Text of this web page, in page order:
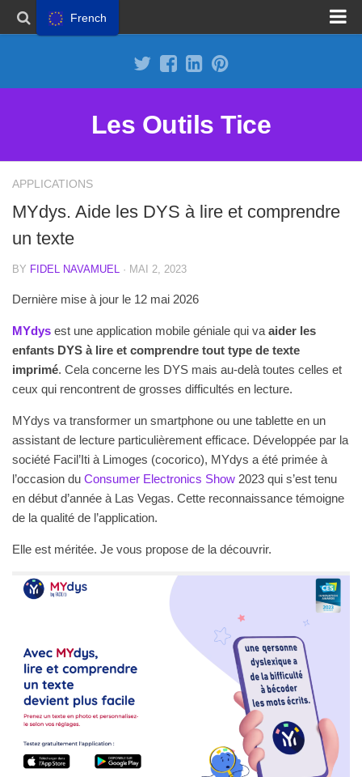
Les Outils Tice
APPLICATIONS
MYdys. Aide les DYS à lire et comprendre
un texte
BY FIDEL NAVAMUEL · MAI 2, 2023
Dernière mise à jour le 12 mai 2026
MYdys est une application mobile géniale qui va aider les
enfants DYS à lire et comprendre tout type de texte
imprimé. Cela concerne les DYS mais au-delà toutes celles et
ceux qui rencontrent de grosses difficultés en lecture.
MYdys va transformer un smartphone ou une tablette en un
assistant de lecture particulièrement efficace. Développée par la
société Facil’Iti à Limoges (cocorico), MYdys a été primée à
l’occasion du Consumer Electronics Show 2023 qui s’est tenu
en début d’année à Las Vegas. Cette reconnaissance témoigne
de la qualité de l’application.
Elle est méritée. Je vous propose de la découvrir.
French